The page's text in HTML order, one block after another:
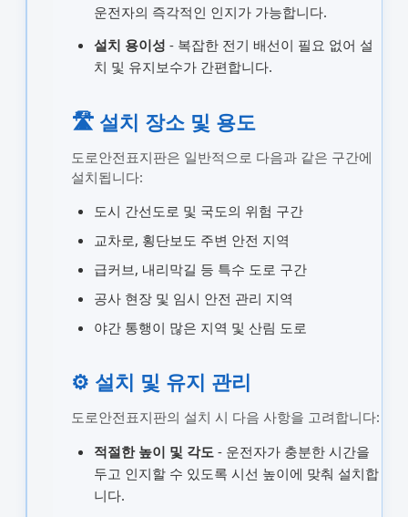
운전자의 즉각적인 인지가 가능합니다.
설치 용이성 - 복잡한 전기 배선이 필요 없어 설
치 및 유지보수가 간편합니다.
🛣️ 설치 장소 및 용도
도로안전표지판은 일반적으로 다음과 같은 구간에
설치됩니다:
도시 간선도로 및 국도의 위험 구간
교차로, 횡단보도 주변 안전 지역
급커브, 내리막길 등 특수 도로 구간
공사 현장 및 임시 안전 관리 지역
야간 통행이 많은 지역 및 산림 도로
⚙️ 설치 및 유지 관리
도로안전표지판의 설치 시 다음 사항을 고려합니다:
적절한 높이 및 각도 - 운전자가 충분한 시간을
두고 인지할 수 있도록 시선 높이에 맞춰 설치합
니다.